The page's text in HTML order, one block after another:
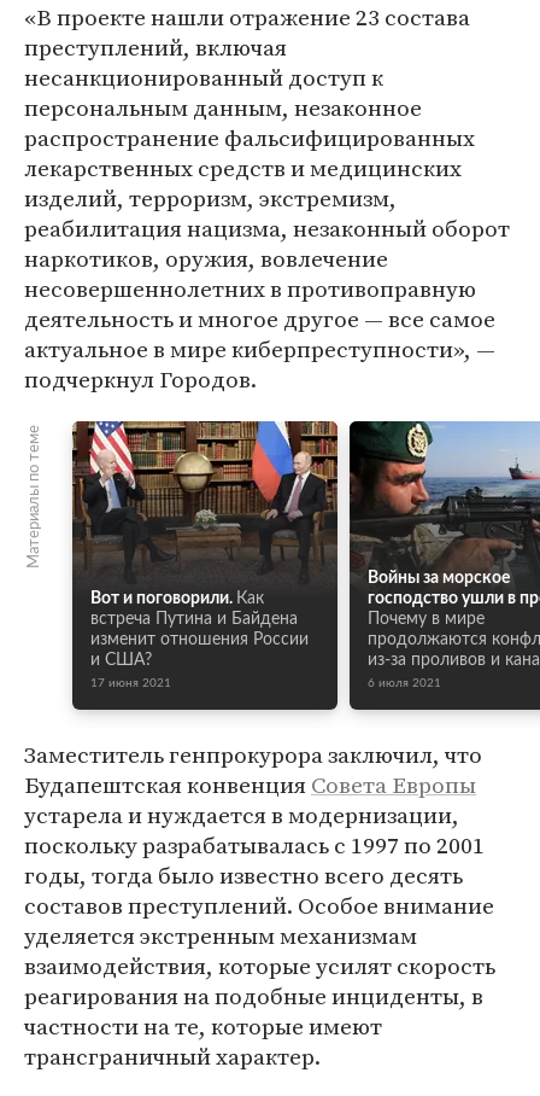
«В проекте нашли отражение 23 состава
преступлений, включая
несанкционированный доступ к
персональным данным, незаконное
распространение фальсифицированных
лекарственных средств и медицинских
изделий, терроризм, экстремизм,
реабилитация нацизма, незаконный оборот
наркотиков, оружия, вовлечение
несовершеннолетних в противоправную
деятельность и многое другое — все самое
актуальное в мире киберпреступности», —
подчеркнул Городов.
Материалы по теме
Вот и поговорили. Как
встреча Путина и Байдена
изменит отношения России
и США?
17 июня 2021
Войны за морское
господство ушли в
Почему в мире
продолжаются
из-за проливов и
6 июля 2021
Заместитель генпрокурора заключил, что
Будапештская конвенцияСовета Европы
устарела и нуждается в модернизации,
поскольку разрабатывалась с 1997 по 2001
годы, тогда было известно всего десять
составов преступлений. Особое внимание
уделяется экстренным механизмам
взаимодействия, которые усилят скорость
реагирования на подобные инциденты, в
частности на те, которые имеют
трансграничный характер.